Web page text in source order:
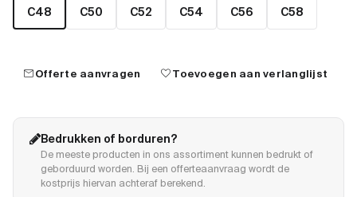
C48 C50 C52 C54 C56 C58
mailOfferte aanvragen favoriteToevoegen aan verlanglijst
Bedrukken of borduren?
De meeste producten in ons assortiment kunnen bedrukt of
geborduurd worden. Bij een offerteaanvraag wordt de
kostprijs hiervan achteraf berekend.